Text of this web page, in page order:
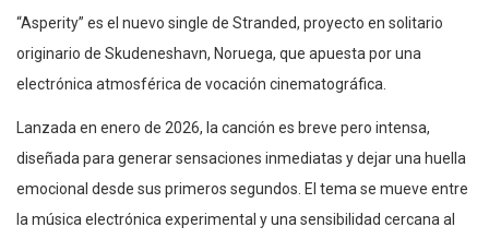
“Asperity” es el nuevo single de Stranded, proyecto en solitario
originario de Skudeneshavn, Noruega, que apuesta por una
electrónica atmosférica de vocación cinematográfica.
Lanzada en enero de 2026, la canción es breve pero intensa,
diseñada para generar sensaciones inmediatas y dejar una huella
emocional desde sus primeros segundos. El tema se mueve entre
la música electrónica experimental y una sensibilidad cercana al